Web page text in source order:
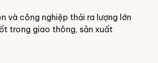
và công nghiệp thải ra lượng lớn
trong giao thông, sản xuất